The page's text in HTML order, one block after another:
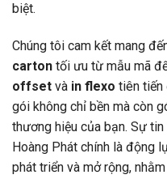
biệt.
Chúng tôi cam kết mang
carton tối ưu từ mẫu mã
offset và in flexo tiên tiến
gói không chỉ bền mà còn
thương hiệu của bạn. Sự
Hoàng Phát chính là động
phát triển và mở rộng,